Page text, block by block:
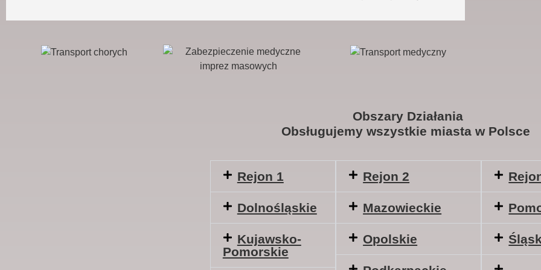
Obszary Działania
Obsługujemy wszystkie miasta w Polsce
Rejon 2
Mazowieckie
Opolskie
Rejon 1
Dolnośląskie
Kujawsko-
Pomorskie